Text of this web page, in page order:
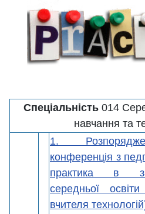
Спеціальність014
навчання та
1.
конференція з
практика в
середньої
вчителя